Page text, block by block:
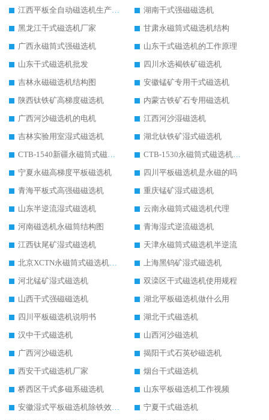
江西平板全自动磁选机生产厂家
湖南干式强磁磁选机
黑龙江干式磁选机厂家
甘肃永磁筒式磁选机结构
广西永磁筒式强磁选机
山东干式磁选机的工作原理
山东干式磁选机批发
四川水选褐铁矿磁选机
吉林永磁磁选机结构图
安徽锰矿专用干式磁选机
陕西钛铁矿高梯度磁选机
内蒙古铁矿石专用磁选机
广西河沙磁选机的电机
江西河沙湿磁选机
吉林实验用室湿式磁选机
湖北钛铁矿湿式磁选机
CTB-1540新疆永磁筒式磁选机
CTB-1530永磁筒式磁选机代理商
宁夏永磁高梯度平板磁选机
四川平板磁选机是永磁的吗
青海平板式高强磁磁选机
重庆锰矿湿式磁选机
山东半逆流湿式磁选机
云南永磁筒式磁选机代理
河南磁选机永磁筒结构图
青海湿式逆流磁选机
江西钛尾矿湿式磁选机
天津永磁筒式磁选机半逆流
北京XCTN永磁筒式磁选机磁块位置
上海黑钨矿湿式磁选机
河北锰矿湿式磁选机
双滦区干式磁选机使用规程
山西干式强磁磁选机
湖北平板磁选机做什么用
四川平板磁选机说明书
湖北干式磁选机
汉中干式磁选机
山西河沙磁选机
广西河沙磁选机
揭阳干式石英砂磁选机
西安干式磁选机厂家
烟台干式磁选机
桥西区干式多磁系磁选机
山东平板磁选机工作视频
安徽湿式平板磁选机除铁效果怎么样
宁夏干式磁选机